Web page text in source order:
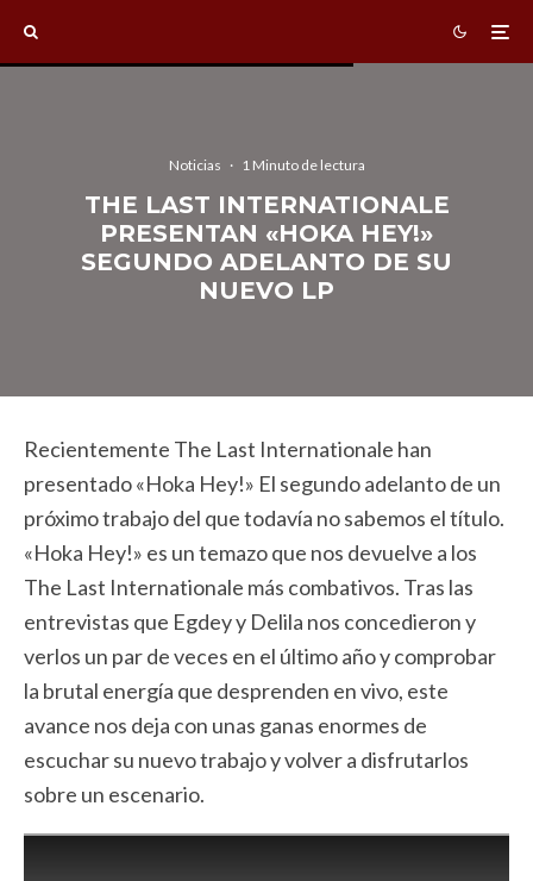
Noticias · 1 Minuto de lectura
THE LAST INTERNATIONALE
PRESENTAN «HOKA HEY!»
SEGUNDO ADELANTO DE SU
NUEVO LP
Recientemente The Last Internationale han
presentado «Hoka Hey!» El segundo adelanto de un
próximo trabajo del que todavía no sabemos el título.
«Hoka Hey!» es un temazo que nos devuelve a los
The Last Internationale más combativos. Tras las
entrevistas que Egdey y Delila nos concedieron y
verlos un par de veces en el último año y comprobar
la brutal energía que desprenden en vivo, este
avance nos deja con unas ganas enormes de
escuchar su nuevo trabajo y volver a disfrutarlos
sobre un escenario.